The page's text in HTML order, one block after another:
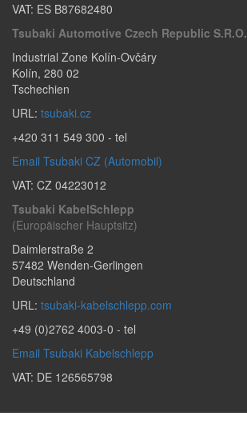
VAT: ES B87682480
Tsubaki Automotive Czech Republic S.r.o.
Industrial Zone Kolín-Ovčáry
Kolín, 280 02
Tschechien
URL: tsubaki.cz
+420 311 549 300 - tel
Email Tsubaki CZ (Automobil)
VAT: CZ 04223012
Tsubaki KabelSchlepp
(Europäischer Hauptsitz)
Daimlerstraße 2
57482 Wenden-Gerlingen
Deutschland
URL: tsubaki-kabelschlepp.com
+49 (0)2762 4003-0 - tel
Email Tsubaki Kabelschlepp
VAT: DE 126565798